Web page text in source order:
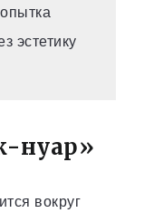
эстетику
нуар»
вокруг